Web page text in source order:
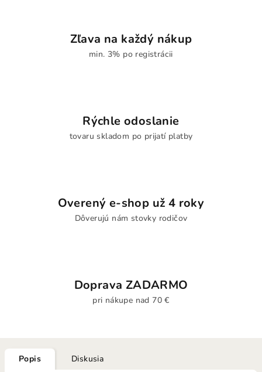
Zľava na každý nákup
min. 3% po registrácii
Rýchle odoslanie
tovaru skladom po prijatí platby
Overený e-shop už 4 roky
Dôverujú nám stovky rodičov
Doprava ZADARMO
pri nákupe nad 70 €
Popis Diskusia